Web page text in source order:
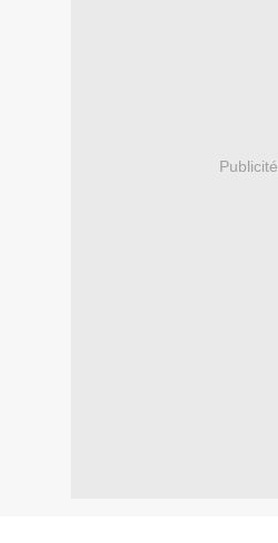
Publicité